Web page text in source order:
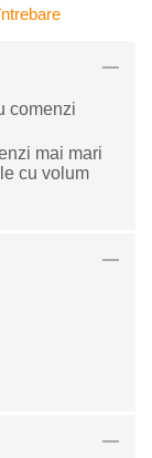
comenzi
mai mari
cu volum